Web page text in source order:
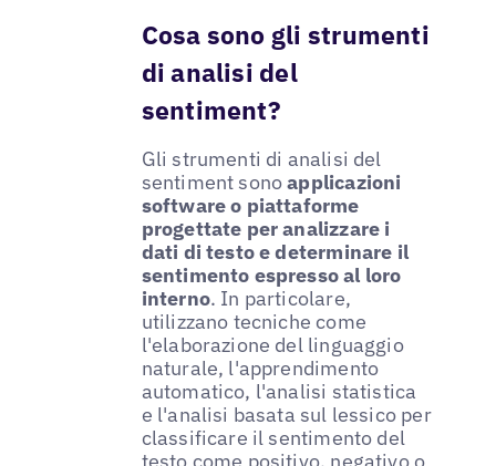
Cosa sono gli strumenti
di analisi del
sentiment?
Gli strumenti di analisi del
sentiment sonoapplicazioni
software o piattaforme
progettate per analizzare i
dati di testo e determinare il
sentimento espresso al loro
interno. In particolare,
utilizzano tecniche come
l'elaborazione del linguaggio
naturale, l'apprendimento
automatico, l'analisi statistica
e l'analisi basata sul lessico per
classificare il sentimento del